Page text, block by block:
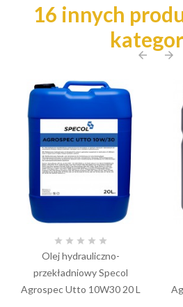
16 innych
arrow_back arrow_forward
    
Olej hydrauliczno-
przekładniowy Specol
Agrospec Utto 10W30 20 L